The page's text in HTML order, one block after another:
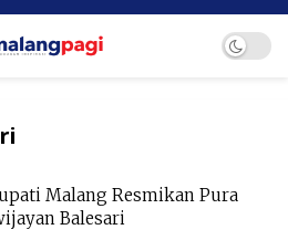
Malang Resmikan Pura
Balesari